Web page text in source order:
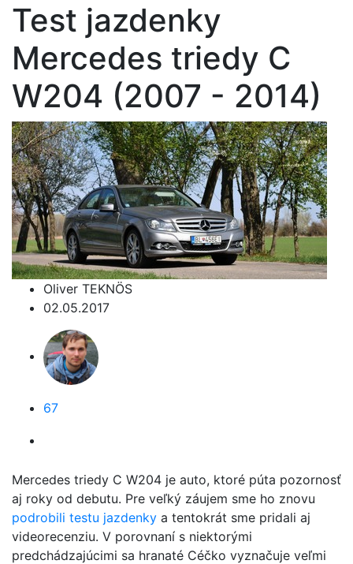
Test jazdenky
Mercedes triedy C
W204 (2007 - 2014)
Oliver TEKNÖS
02.05.2017
67
Mercedes triedy C W204 je auto, ktoré púta pozornosť
aj roky od debutu. Pre veľký záujem sme ho znovu
podrobili testu jazdenky a tentokrát sme pridali aj
videorecenziu. V porovnaní s niektorými
predchádzajúcimi sa hranaté Céčko vyznačuje veľmi